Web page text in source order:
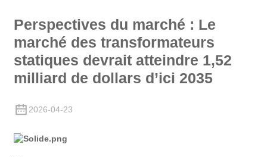
Perspectives du marché : Le
marché des transformateurs
statiques devrait atteindre 1,52
milliard de dollars d’ici 2035
2026-04-23